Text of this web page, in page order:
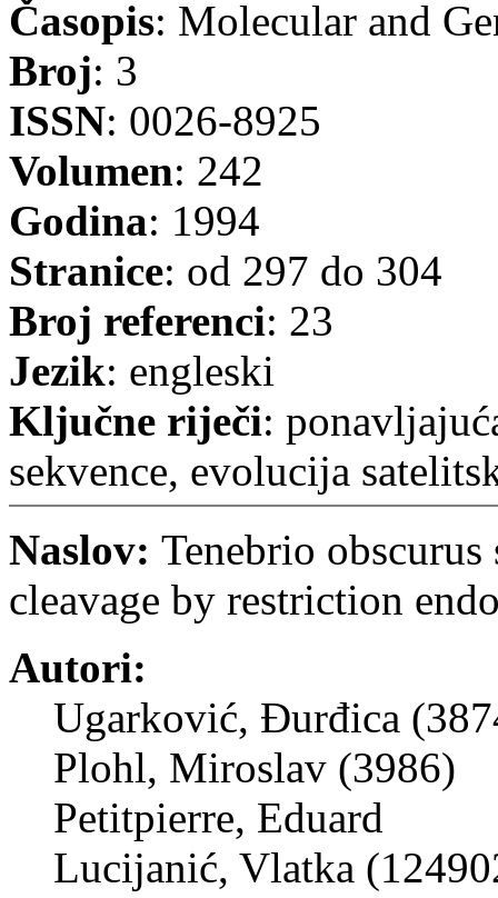
Časopis: Molecular and
Broj: 3
ISSN: 0026-8925
Volumen: 242
Godina: 1994
Stranice: od 297 do 304
Broj referenci: 23
Jezik: engleski
Ključne riječi:
sekvence, evolucija
Naslov: Tenebrio
cleavage by restriction
Autori:
Ugarković, Đurđica
Plohl, Miroslav (3986)
Petitpierre, Eduard
Lucijanić, Vlatka